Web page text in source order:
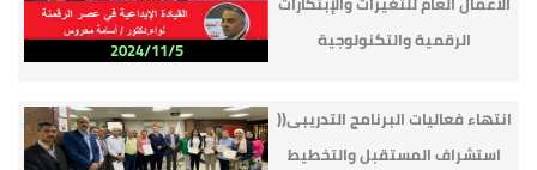
2024/11/5
الرقمية والتكنولوجية
انتهاء فعاليات البرنامج التدريبى((
استشراف المستقبل والتخطيط